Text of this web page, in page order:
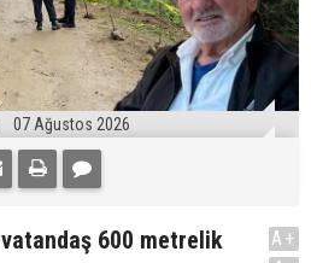
07 Ağustos 2026
vatandaş 600 metrelik
A+